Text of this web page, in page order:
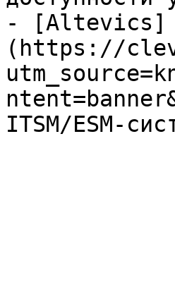
- [Altevics]
(https://
ITSM/ESM-